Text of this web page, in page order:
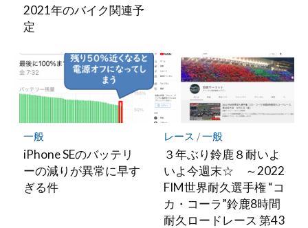
2021年のバイク関連予
定
一般
iPhone SEのバッテリ
ーの減りが異常に早す
ぎる件
レース /一般
３年ぶり鈴鹿８耐いよ
いよ今週末☆ ～2022
FIM世界耐久選手権 “コ
カ・コーラ”鈴鹿8時間
耐久ロードレース 第43